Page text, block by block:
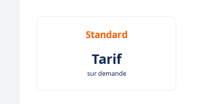
Standard
Tarif
sur demande